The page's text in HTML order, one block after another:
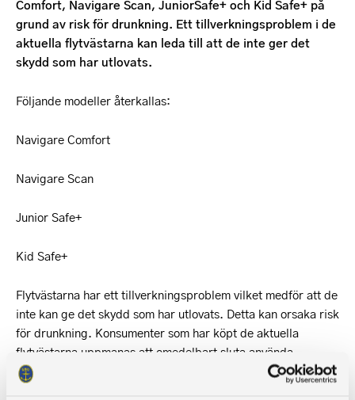
Comfort, Navigare Scan, JuniorSafe+ och Kid Safe+ på
grund av risk för drunkning. Ett tillverkningsproblem i de
aktuella flytvästarna kan leda till att de inte ger det
skydd som har utlovats.
Följande modeller återkallas:
Navigare Comfort
Navigare Scan
Junior Safe+
Kid Safe+
Flytvästarna har ett tillverkningsproblem vilket medför att de
inte kan ge det skydd som har utlovats. Detta kan orsaka risk
för drunkning. Konsumenter som har köpt de aktuella
flytvästarna uppmanas att omedelbart sluta använda
västarna. Flytvästarna har sålts av flera olika återförsäljare i